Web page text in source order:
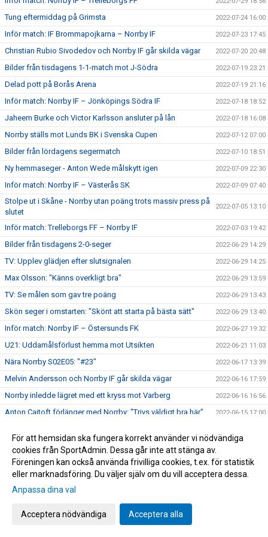
Tung eftermiddag på Grimsta 2022-07-24 16:00
Inför match: IF Brommapojkarna – Norrby IF 2022-07-23 17:45
Christian Rubio Sivodedov och Norrby IF går skilda vägar 2022-07-20 20:48
Bilder från tisdagens 1-1-match mot J-Södra 2022-07-19 23:21
Delad pott på Borås Arena 2022-07-19 21:16
Inför match: Norrby IF – Jönköpings Södra IF 2022-07-18 18:52
Jaheem Burke och Victor Karlsson ansluter på lån 2022-07-18 16:08
Norrby ställs mot Lunds BK i Svenska Cupen 2022-07-12 07:00
Bilder från lördagens segermatch 2022-07-10 18:51
Ny hemmaseger - Anton Wede målskytt igen 2022-07-09 22:30
Inför match: Norrby IF – Västerås SK 2022-07-09 07:40
Stolpe ut i Skåne - Norrby utan poäng trots massiv press på
slutet
2022-07-05 13:10
Inför match: Trelleborgs FF – Norrby IF 2022-07-03 19:42
Bilder från tisdagens 2-0-seger 2022-06-29 14:29
TV: Upplev glädjen efter slutsignalen 2022-06-29 14:25
Max Olsson: "Känns overkligt bra" 2022-06-29 13:59
TV: Se målen som gav tre poäng 2022-06-29 13:43
Skön seger i omstarten: "Skönt att starta på bästa sätt" 2022-06-29 13:40
Inför match: Norrby IF – Östersunds FK 2022-06-27 19:32
U21: Uddamålsförlust hemma mot Utsikten 2022-06-21 11:03
Nära Norrby S02E05: "#23" 2022-06-17 13:39
Melvin Andersson och Norrby IF går skilda vägar 2022-06-16 17:59
Norrby inledde lägret med ett kryss mot Varberg 2022-06-16 16:56
Anton Cajtoft förlänger med Norrby: "Trivs väldigt bra här" 2022-06-15 17:00
Inga poäng när Norrby avslutade vårsäsongen
TV: Max Olsson om att äntligen vara tillbaka i truppen 2022-05-27 17:44
Inför match: IK Brage – Norrby IF 2022-05-27 17:23
Norrby IF och Abbas Mohamad går skilda vägar
U21: Tung kväll på Borås Arena
För att hemsidan ska fungera korrekt använder vi nödvändiga
cookies från SportAdmin. Dessa går inte att stänga av.
Föreningen kan också använda frivilliga cookies, t.ex. för statistik
eller marknadsföring. Du väljer själv om du vill acceptera dessa.
Anpassa dina val
Acceptera nödvändiga Acceptera alla